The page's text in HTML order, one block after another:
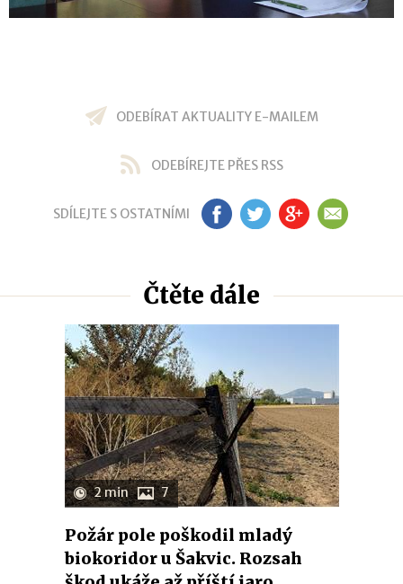
ODEBÍRAT AKTUALITY E-MAILEM
ODEBÍREJTE PŘES RSS
SDÍLEJTE S OSTATNÍMI FB TW GP EM
Čtěte dále
2 min 7
Požár pole poškodil mladý
biokoridor u Šakvic. Rozsah